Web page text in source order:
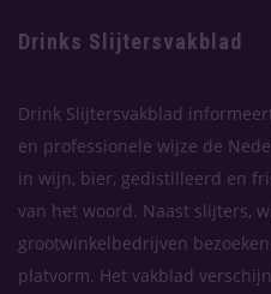
Drinks Slijtersvakblad
Drink Slijtersvakblad
en professionele wijze de
in wijn, bier, gedistilleerd en
van het woord. Naast slijters,
grootwinkelbedrijven
platvorm. Het vakblad